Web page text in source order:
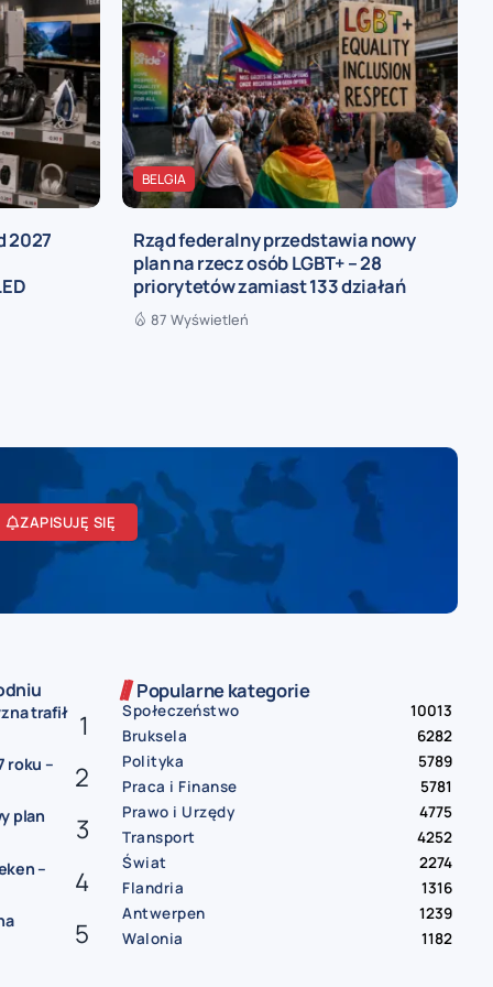
2027
BELGIA
Rząd federalny przedstawia nowy
plan na rzecz osób LGBT+ – 28
priorytetów zamiast 133 działań
87 Wyświetleń
ZAPISUJĘ SIĘ
trafił
roku –
plan
–
Popularne kategorie
Społeczeństwo
10013
Bruksela
6282
Polityka
5789
Praca i Finanse
5781
Prawo i Urzędy
4775
Transport
4252
Świat
2274
Flandria
1316
Antwerpen
1239
Walonia
1182